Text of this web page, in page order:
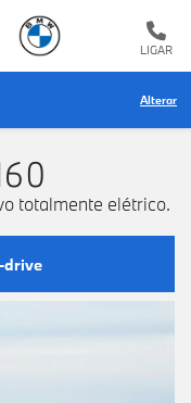
LIGAR
Alterar
totalmente elétrico.
drive